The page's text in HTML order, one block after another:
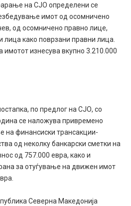
на СЈО определени се
имот од осомничено
од осомничено правно лице,
лица како поврзани правни лица.
имотот изнесува вкупно 3.210.000
по предлог на СЈО, со
се наложува привремено
финансиски трансакции-
од неколку банкарски сметки на
од 757.000 евра, како и
за отуѓување на движен имот
Северна Македонија